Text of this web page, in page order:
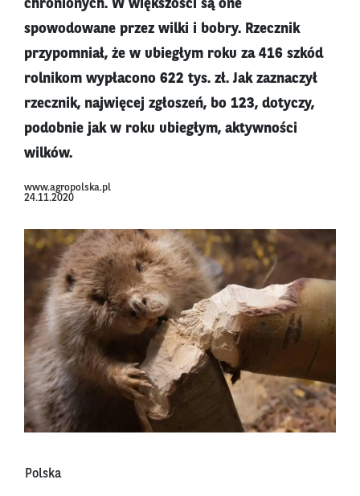
chronionych. W większości są one
spowodowane przez wilki i bobry. Rzecznik
przypomniał, że w ubiegłym roku za 416 szkód
rolnikom wypłacono 622 tys. zł. Jak zaznaczył
rzecznik, najwięcej zgłoszeń, bo 123, dotyczy,
podobnie jak w roku ubiegłym, aktywności
wilków.
www.agropolska.pl
24.11.2020
Polska